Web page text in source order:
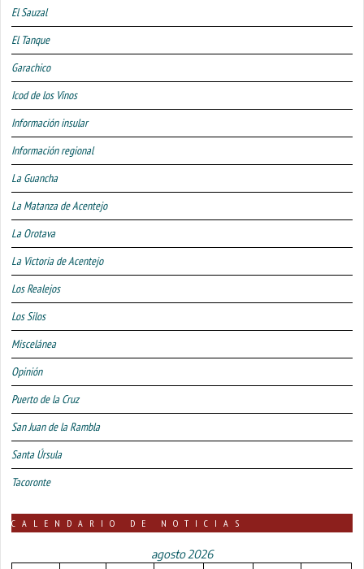
El Sauzal
El Tanque
Garachico
Icod de los Vinos
Información insular
Información regional
La Guancha
La Matanza de Acentejo
La Orotava
La Victoria de Acentejo
Los Realejos
Los Silos
Miscelánea
Opinión
Puerto de la Cruz
San Juan de la Rambla
Santa Úrsula
Tacoronte
CALENDARIO DE NOTICIAS
agosto 2026